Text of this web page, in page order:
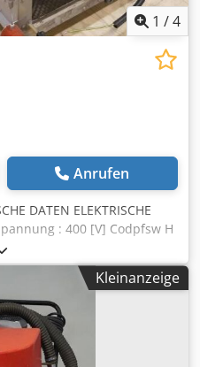
1 /4
Anrufen
DATEN ELEKTRISCHE
: 400 [V] Codpfsw H
- Leistung : 2.2 [kW] -
Kleinanzeige